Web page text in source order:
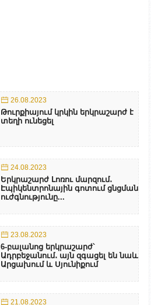
26.08.2023
Թուրքիայում կրկին երկրաշարժ է
տեղի ունեցել
24.08.2023
Երկրաշարժ Լոռու մարզում․
Էպիկենտրոնային գոտում ցնցման
ուժգնությունը...
23.08.2023
6-բալանոց երկրաշարժ՝
Ադրբեջանում․ այն զգացել են նաև
Արցախում և Սյունիքում
21.08.2023